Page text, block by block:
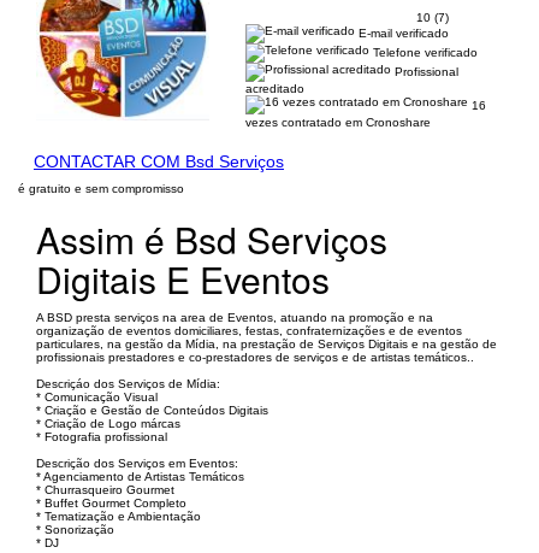
10 (7)
E-mail verificado
Telefone verificado
Profissional
acreditado
16
vezes contratado em Cronoshare
CONTACTAR COM Bsd Serviços
é gratuito e sem compromisso
Assim é Bsd Serviços
Digitais E Eventos
A BSD presta serviços na area de Eventos, atuando na promoção e na
organização de eventos domiciliares, festas, confraternizações e de eventos
particulares, na gestão da Mídia, na prestação de Serviços Digitais e na gestão de
profissionais prestadores e co-prestadores de serviços e de artistas temáticos..
Descriçáo dos Serviços de Mídia:
* Comunicação Visual
* Criação e Gestão de Conteúdos Digitais
* Criação de Logo márcas
* Fotografia profissional
Descrição dos Serviços em Eventos:
* Agenciamento de Artistas Temáticos
* Churrasqueiro Gourmet
* Buffet Gourmet Completo
* Tematização e Ambientação
* Sonorização
* DJ